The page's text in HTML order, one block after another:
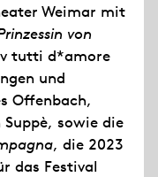
Weimar mit
von
tutti d*amore
und
Offenbach,
sowie die
, die 2023
das Festival